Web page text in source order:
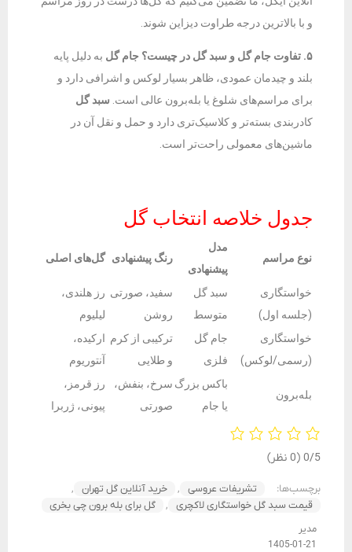
و با بالاترین درجه طراوت دیزاین شوند.
۵. تفاوت جام گل و سبد گل در چیست؟ جام گل به دلیل پایه
بلند و چیدمان عمودی، ظاهر بسیار لوکس و اشرافی دارد و
برای مراسم‌های شلوغ یا بله‌برون عالی است. سبد گل
کادربندی بسته‌تر و کلاسیک‌تری دارد و حمل و نقل آن در
ماشین‌های معمولی راحت‌تر است.
جدول خلاصه انتخاب گل
نوع مراسم
مدل
پیشنهادی
رنگ پیشنهادی گل‌های اصلی
خواستگاری
(جلسه اول)
سبد گل
متوسط
سفید، صورتی
روشن
رز هلندی،
لیلیوم
خواستگاری
(رسمی/لوکس)
جام گل
فلزی
ترکیبی از کرم
و طلایی
ارکیده،
آنتوریوم
بله‌برون
باکس بزرگ
یا جام
سرخ، بنفش،
صورتی
رز قرمز،
پیونی، ژربرا
‫0/5 ‫(0 نظر)
برچسب‌ها: تشریفات عروسی , خرید آنلاین گل تهران
,
قیمت سبد گل خواستگاری لاکچری
, گل برای بله برون چی بخری
مدیر
1405-01-21